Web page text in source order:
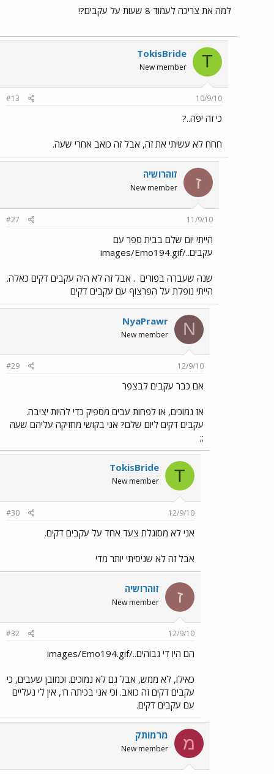
למה את צריכה לעמוד 8 שעות על עקבים?!
T
TokisBride
New member
10/9/10
#13
כי זה יפה..?
חחח לא עשיתי את זה, אבל זה כואב אחרי שעה.
ז זוהרושיה
New member
11/9/10
#27
הייתי יום שלם בבית ספר עם
עקבים../images/Emo194.gif
שנה שעברה בפורים . אבל זה לא היה עקבים דקים כאלה.
הייתי נופלת על הפרצוף עם עקבים דקים
N
NyaPrawr
New member
12/9/10
#29
אם כבר עקבים לבצפר
אז נמוכים, או לפחות עבים מספיק כדי להיות יציבה.
עקבים דקים ליום שלם? אני בקושי מחזיקה עליהם שעה
;;
T
TokisBride
New member
12/9/10
#30
אני לא מסוגלת צעד אחד על עקבים דקים.
אבל זה לא שניסיתי יותר מדי
ז זוהרושיה
New member
12/9/10
#32
הם היו די גבוהים../images/Emo194.gif
כאילו, לא ממש, אבל גם לא נמוכים. וכמובן שעבים, כי
עקבים דקים זה כואב. וכי אני בכיתה ח', אין לי נעליים
עם עקבים דקים.
מ מרמותק
New member